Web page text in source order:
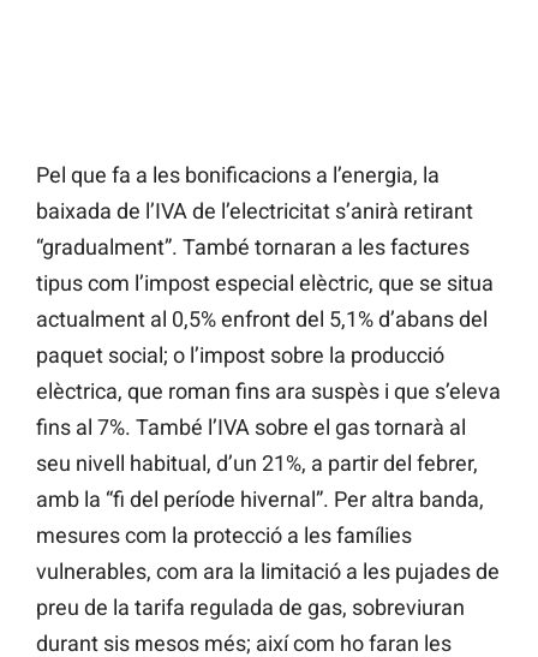
Pel que fa a les bonificacions a l’energia, la
baixada de l’IVA de l’electricitat s’anirà retirant
“gradualment”. També tornaran a les factures
tipus com l’impost especial elèctric, que se situa
actualment al 0,5% enfront del 5,1% d’abans del
paquet social; o l’impost sobre la producció
elèctrica, que roman fins ara suspès i que s’eleva
fins al 7%. També l’IVA sobre el gas tornarà al
seu nivell habitual, d’un 21%, a partir del febrer,
amb la “fi del període hivernal”. Per altra banda,
mesures com la protecció a les famílies
vulnerables, com ara la limitació a les pujades de
preu de la tarifa regulada de gas, sobreviuran
durant sis mesos més; així com ho faran les